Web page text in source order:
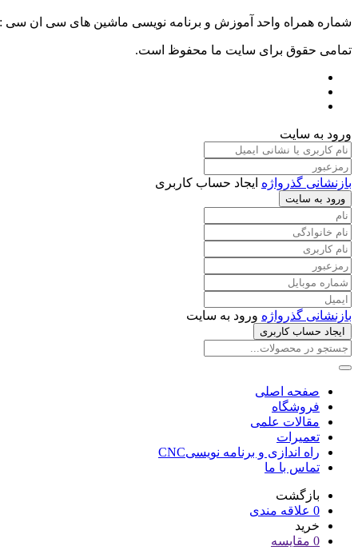
شماره همراه واحد آموزش و برنامه نویسی ماشین های سی ان سی : ۰۹۱۲۴۰۹۶۱۷۹ شماره همراه واحد راه اندازی خطوط ماشین آلات صنعتی : ۰۹۱۰۱۹۹۷۴۷۰ شماره همراه واحد تعمیرات : ۰۹۳۸۳۵۲۷۴۵۱
تمامی حقوق برای سایت ما محفوظ است.
ورود به سایت
بازنشانی گذرواژه ایجاد حساب کاربری
ورود به سایت
بازنشانی گذرواژه ورود به سایت
ایجاد حساب کاربری
صفحه اصلی
فروشگاه
مقالات علمی
تعمیرات
راه اندازی و برنامه نویسیCNC
تماس با ما
بازگشت
0 علاقه مندی
خرید
0 مقایسه